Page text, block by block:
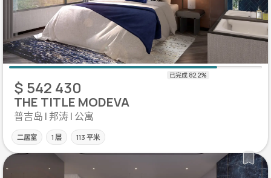
$ 542 430
THE TITLE MODEVA
普吉岛 | 邦涛 | 公寓
二居室 1 层 113 平米